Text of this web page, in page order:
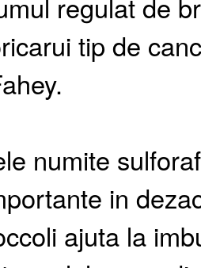
tip de
numite
in
ajuta la